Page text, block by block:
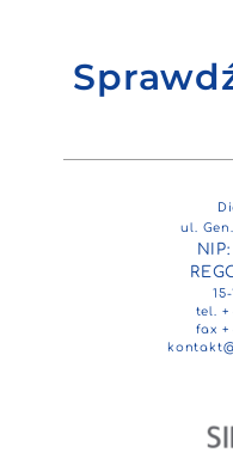
ul.
tel. +
fax +